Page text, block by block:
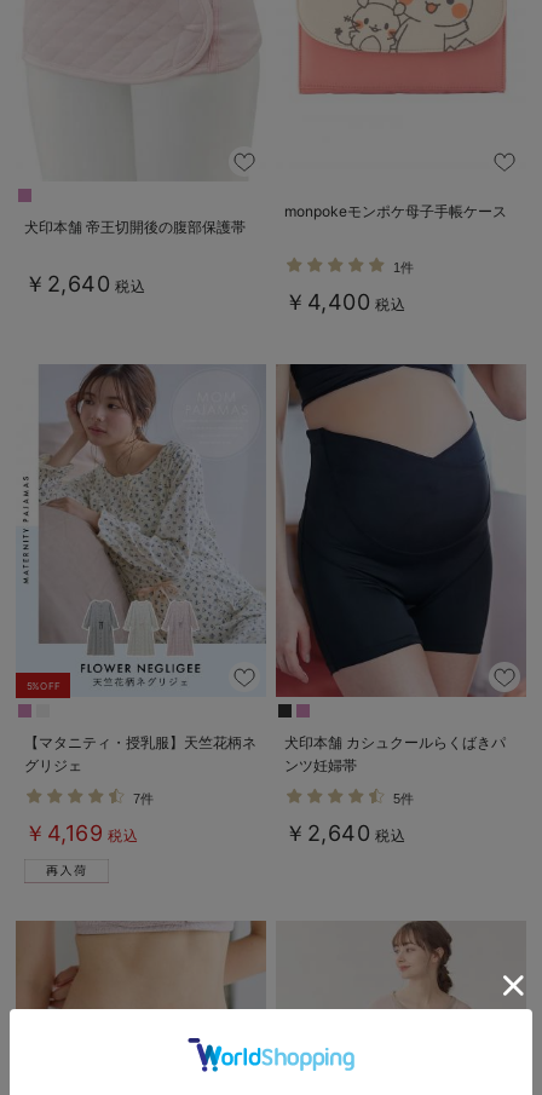
犬印本舗 帝王切開後の腹部保護帯
￥2,640 税込
monpokeモンポケ母子手帳ケース
1件
￥4,400 税込
5%OFF
【マタニティ・授乳服】天竺花柄ネ
グリジェ
7件
￥4,169 税込
犬印本舗 カシュクールらくばきパ
ンツ妊婦帯
5件
￥2,640 税込